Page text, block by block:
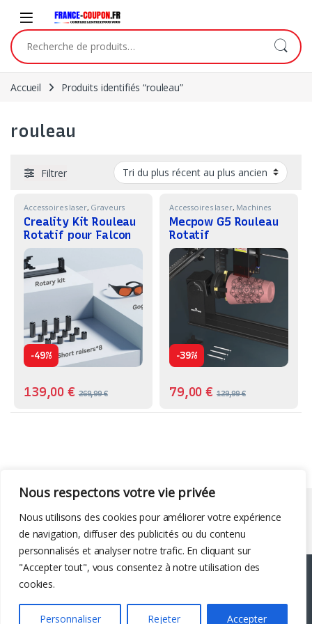
Nous respectons votre vie privée
Nous utilisons des cookies pour améliorer votre expérience
de navigation, diffuser des publicités ou du contenu
personnalisés et analyser notre trafic. En cliquant sur
"Accepter tout", vous consentez à notre utilisation des
cookies.
Personnaliser Rejeter Accepter
Recherche pour :
Accueil Produits identifiés “rouleau”
rouleau
Filtrer
Accessoires laser, Graveurs
Machines
Creality Kit Rouleau
Rotatif pour Falcon
A1
-49%
139,00€ 269,99€
Accessoires laser, Machines
Mecpow G5 Rouleau
Rotatif
-39%
79,00€ 129,99€
Liens utiles